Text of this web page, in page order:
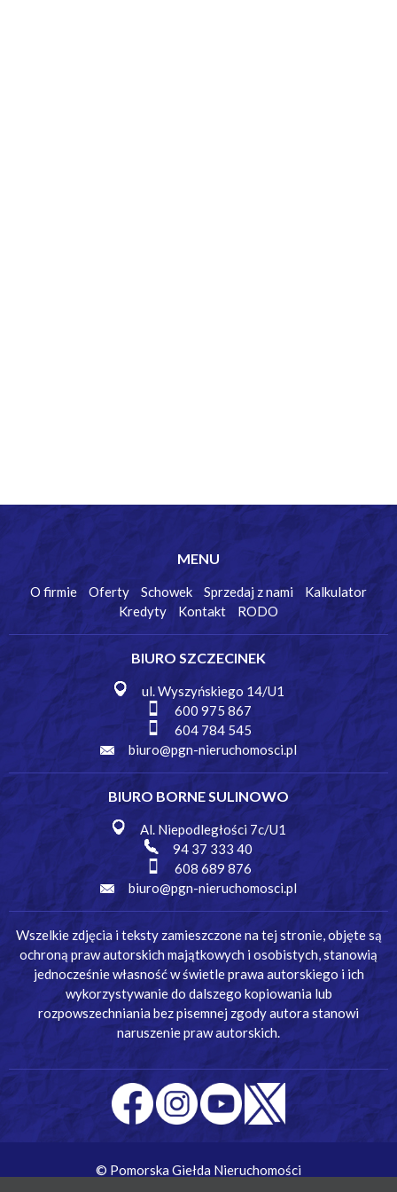
MENU
O firmie Oferty Schowek Sprzedaj z nami
Kalkulator
Kredyty
Kontakt RODO
BIURO SZCZECINEK
ul. Wyszyńskiego 14/U1
600 975 867
604 784 545
biuro@pgn-nieruchomosci.pl
BIURO BORNE SULINOWO
Al. Niepodległości 7c/U1
94 37 333 40
608 689 876
biuro@pgn-nieruchomosci.pl
Wszelkie zdjęcia i teksty zamieszczone na tej stronie, objęte są
ochroną praw autorskich majątkowych i osobistych, stanowią
jednocześnie własność w świetle prawa autorskiego i ich
wykorzystywanie do dalszego kopiowania lub
rozpowszechniania bez pisemnej zgody autora stanowi
naruszenie praw autorskich.
© Pomorska Giełda Nieruchomości